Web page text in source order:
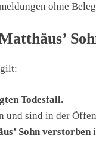
ohne
Todesfall.
und sind in der
Sohn verstorben